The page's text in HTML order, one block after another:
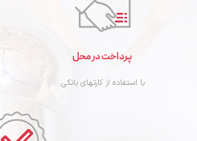
پرداخت در محل
با استفاده از کارتهای بانکی